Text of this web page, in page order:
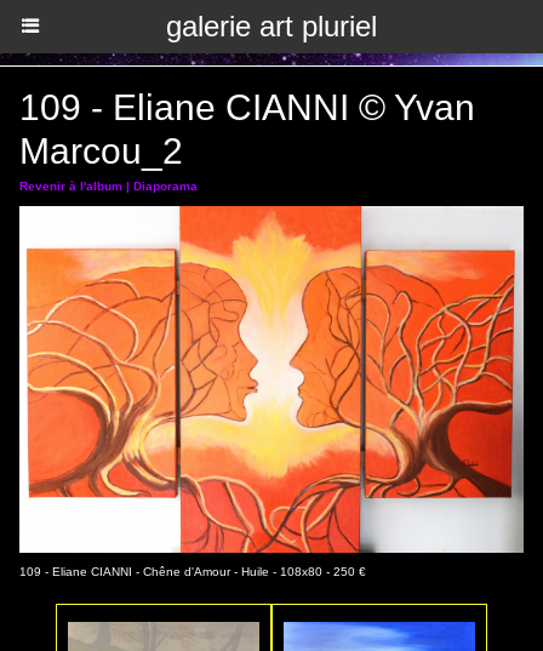
galerie art pluriel
109 - Eliane CIANNI © Yvan
Marcou_2
Revenir à l'album | Diaporama
109 - Eliane CIANNI - Chêne d'Amour - Huile - 108x80 - 250 €